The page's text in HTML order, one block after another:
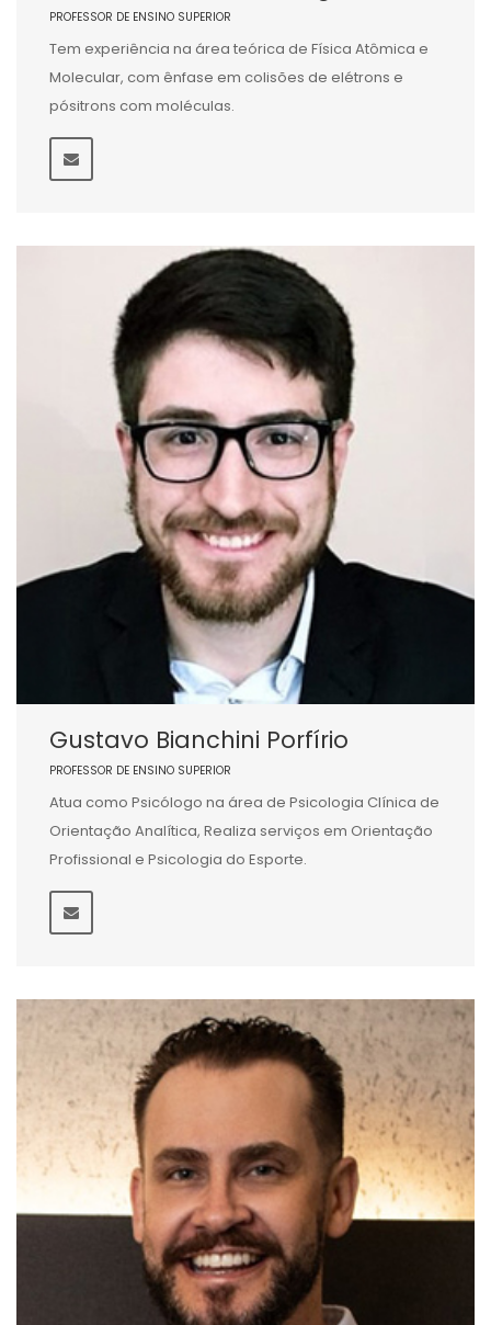
PROFESSOR DE ENSINO SUPERIOR
Tem experiência na área teórica de Física Atômica e
Molecular, com ênfase em colisões de elétrons e
pósitrons com moléculas.
Gustavo Bianchini Porfírio
PROFESSOR DE ENSINO SUPERIOR
Atua como Psicólogo na área de Psicologia Clínica de
Orientação Analítica, Realiza serviços em Orientação
Profissional e Psicologia do Esporte.